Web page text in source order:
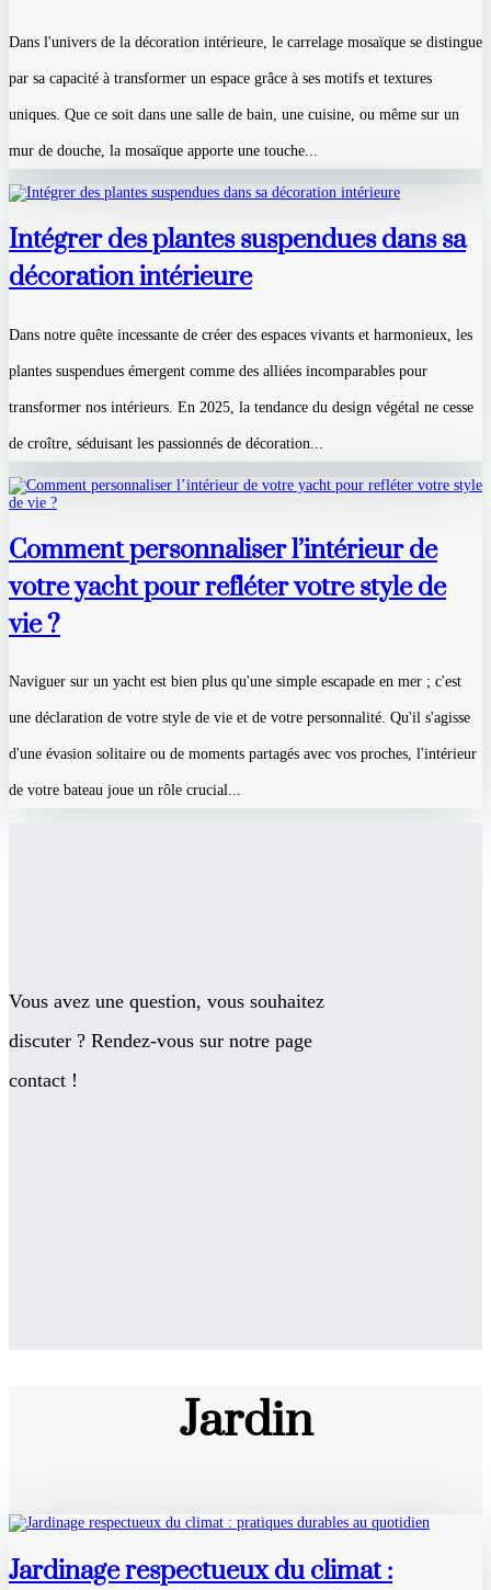
Dans l'univers de la décoration intérieure, le carrelage mosaïque se distingue
par sa capacité à transformer un espace grâce à ses motifs et textures
uniques. Que ce soit dans une salle de bain, une cuisine, ou même sur un
mur de douche, la mosaïque apporte une touche...
Intégrer des plantes suspendues dans sa
décoration intérieure
Dans notre quête incessante de créer des espaces vivants et harmonieux, les
plantes suspendues émergent comme des alliées incomparables pour
transformer nos intérieurs. En 2025, la tendance du design végétal ne cesse
de croître, séduisant les passionnés de décoration...
Comment personnaliser l’intérieur de
votre yacht pour refléter votre style de
vie ?
Naviguer sur un yacht est bien plus qu'une simple escapade en mer ; c'est
une déclaration de votre style de vie et de votre personnalité. Qu'il s'agisse
d'une évasion solitaire ou de moments partagés avec vos proches, l'intérieur
de votre bateau joue un rôle crucial...
Vous avez une question, vous souhaitez
discuter ? Rendez-vous sur notre page
contact !
Jardin
Jardinage respectueux du climat :